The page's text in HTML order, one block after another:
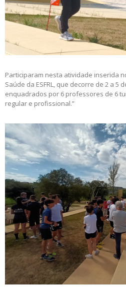
Participaram nesta atividade inserida
Saúde da ESFRL, que decorre de 2 a 5
enquadrados por 6 professores de 6
regular e profissional.”